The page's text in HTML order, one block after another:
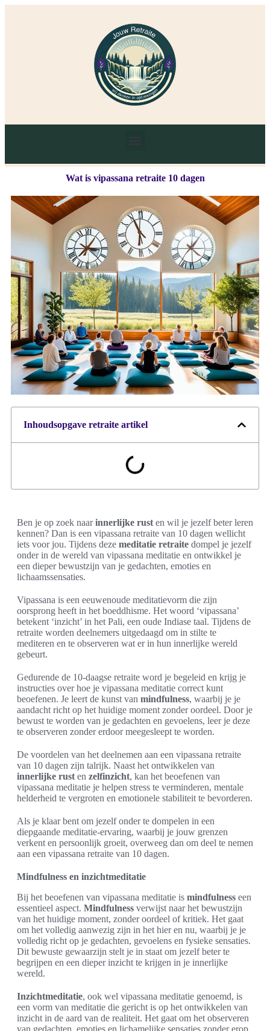
Wat is vipassana retraite 10 dagen
Inhoudsopgave retraite artikel
Ben je op zoek naarinnerlijke rust en wil je jezelf beter leren
kennen? Dan is een vipassana retraite van 10 dagen wellicht
iets voor jou. Tijdens deze meditatie retraite dompel je jezelf
onder in de wereld van vipassana meditatie en ontwikkel je
een dieper bewustzijn van je gedachten, emoties en
lichaamssensaties.
Vipassana is een eeuwenoude meditatievorm die zijn
oorsprong heeft in het boeddhisme. Het woord ‘vipassana’
betekent ‘inzicht’ in het Pali, een oude Indiase taal. Tijdens de
retraite worden deelnemers uitgedaagd om in stilte te
mediteren en te observeren wat er in hun innerlijke wereld
gebeurt.
Gedurende de 10-daagse retraite word je begeleid en krijg je
instructies over hoe je vipassana meditatie correct kunt
beoefenen. Je leert de kunst van mindfulness, waarbij je je
aandacht richt op het huidige moment zonder oordeel. Door je
bewust te worden van je gedachten en gevoelens, leer je deze
te observeren zonder erdoor meegesleept te worden.
De voordelen van het deelnemen aan een vipassana retraite
van 10 dagen zijn talrijk. Naast het ontwikkelen van
innerlijke rust en zelfinzicht, kan het beoefenen van
vipassana meditatie je helpen stress te verminderen, mentale
helderheid te vergroten en emotionele stabiliteit te bevorderen.
Als je klaar bent om jezelf onder te dompelen in een
diepgaande meditatie-ervaring, waarbij je jouw grenzen
verkent en persoonlijk groeit, overweeg dan om deel te nemen
aan een vipassana retraite van 10 dagen.
Mindfulness en inzichtmeditatie
Bij het beoefenen van vipassana meditatie is mindfulness een
essentieel aspect. Mindfulness verwijst naar het bewustzijn
van het huidige moment, zonder oordeel of kritiek. Het gaat
om het volledig aanwezig zijn in het hier en nu, waarbij je je
volledig richt op je gedachten, gevoelens en fysieke sensaties.
Dit bewuste gewaarzijn stelt je in staat om jezelf beter te
begrijpen en een dieper inzicht te krijgen in je innerlijke
wereld.
Inzichtmeditatie, ook wel vipassana meditatie genoemd, is
een vorm van meditatie die gericht is op het ontwikkelen van
inzicht in de aard van de realiteit. Het gaat om het observeren